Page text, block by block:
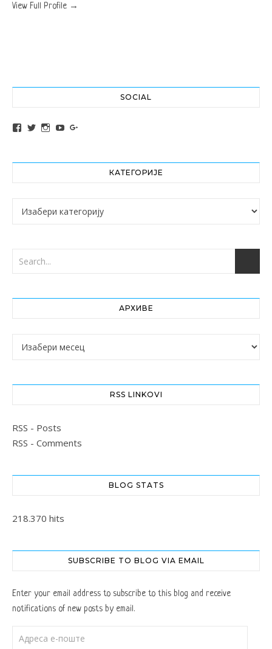
View Full Profile →
SOCIAL
View altochef’s profile on Facebook
View jovancica73’s profile on Twitter
View jovancica73’s profile on Instagram
View jovancica73’s profile on YouTube
КАТЕГОРИЈЕ
Категорије
АРХИВЕ
Архиве
RSS LINKOVI
RSS - Posts
RSS - Comments
BLOG STATS
218.370 hits
SUBSCRIBE TO BLOG VIA EMAIL
Enter your email address to subscribe to this blog and receive
notifications of new posts by email.